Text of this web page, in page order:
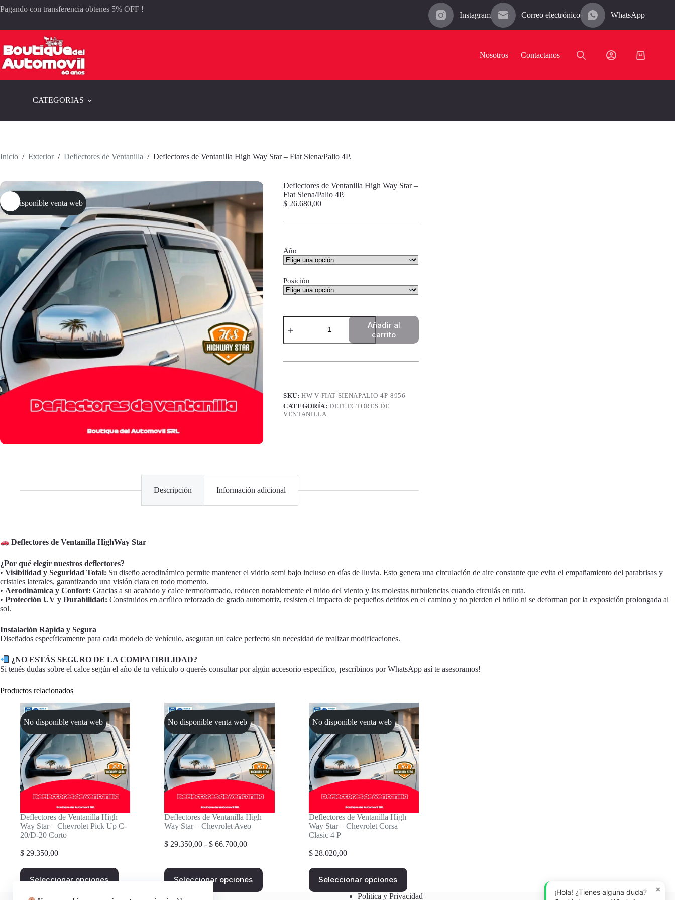
al
Pagando con transferencia obtenes 5% OFF !
Instagram Correo electrónico WhatsApp
Nosotros Contactanos
Carro
CATEGORIAS
Inicio / Exterior / Deflectores de Ventanilla / Deflectores de Ventanilla High Way Star – Fiat Siena/Palio 4P.
No disponible venta web
Deflectores de Ventanilla High Way Star –
Fiat Siena/Palio 4P.
$ 26.680,00
Año
Posición
Deflectores
de
High
Star
4P.
cantidad
Añadir al
carrito
SKU:HW-V-FIAT-SIENAPALIO-4P-8956
CATEGORÍA:DEFLECTORES DE
VENTANILLA
Descripción Información adicional
Deflectores de Ventanilla HighWay Star
¿Por qué elegir nuestros deflectores?
• Visibilidad y Seguridad Total: Su diseño aerodinámico permite mantener el vidrio semi bajo incluso en días de lluvia. Esto genera una circulación de aire constante que evita el empañamiento del parabrisas y
cristales laterales, garantizando una visión clara en todo momento.
• Aerodinámica y Confort: Gracias a su acabado y calce termoformado, reducen notablemente el ruido del viento y las molestas turbulencias cuando circulás en ruta.
• Protección UV y Durabilidad: Construidos en acrílico reforzado de grado automotriz, resisten el impacto de pequeños detritos en el camino y no pierden el brillo ni se deforman por la exposición prolongada al
sol.
Instalación Rápida y Segura
Diseñados específicamente para cada modelo de vehículo, aseguran un calce perfecto sin necesidad de realizar modificaciones.
¿NO ESTÁS SEGURO DE LA COMPATIBILIDAD?
Si tenés dudas sobre el calce según el año de tu vehículo o querés consultar por algún accesorio específico, ¡escribinos por WhatsApp así te asesoramos!
Productos relacionados
No disponible venta web
Deflectores de Ventanilla High
Way Star – Chevrolet Pick Up C-
20/D-20 Corto
$ 29.350,00
Seleccionar opciones
Este
producto
No disponible venta web
Deflectores de Ventanilla High
Way Star – Chevrolet Aveo
$ 29.350,00 - $ 66.700,00Rango
desde
$ 29.350,00
hasta
Seleccionar opciones
Este
producto
No disponible venta web
Deflectores de Ventanilla High
Way Star – Chevrolet Corsa
Clasic 4 P
$28.020,00
Seleccionar opciones
Este
producto
tiene
Politica y Privacidad
×
¡Hola! ¿Tienes alguna duda?